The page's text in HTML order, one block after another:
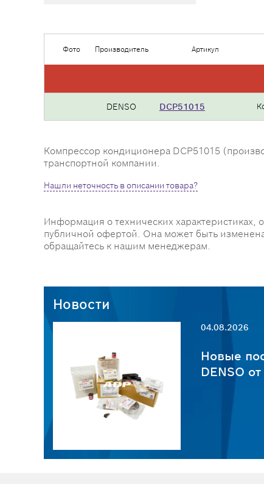
Фото Производитель Артикул
DENSO DCP51015
Компрессор кондиционера DCP51015
транспортной компании.
Нашли неточность в описании товара?
Информация о технических характеристиках,
публичной офертой. Она может быть
обращайтесь к нашим менеджерам.
Новости
04.08.2026
Новые
DENSO